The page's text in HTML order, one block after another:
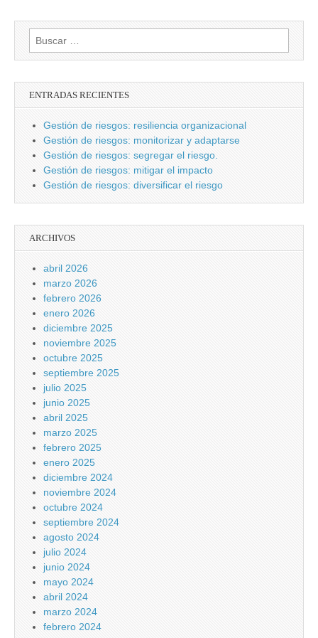
Buscar:
ENTRADAS RECIENTES
Gestión de riesgos: resiliencia organizacional
Gestión de riesgos: monitorizar y adaptarse
Gestión de riesgos: segregar el riesgo.
Gestión de riesgos: mitigar el impacto
Gestión de riesgos: diversificar el riesgo
ARCHIVOS
abril 2026
marzo 2026
febrero 2026
enero 2026
diciembre 2025
noviembre 2025
octubre 2025
septiembre 2025
julio 2025
junio 2025
abril 2025
marzo 2025
febrero 2025
enero 2025
diciembre 2024
noviembre 2024
octubre 2024
septiembre 2024
agosto 2024
julio 2024
junio 2024
mayo 2024
abril 2024
marzo 2024
febrero 2024